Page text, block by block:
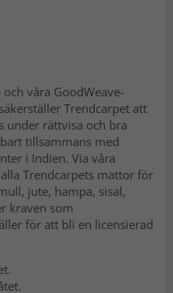
våra GoodWeave-
Trendcarpet att
under rättvisa och bra
tillsammans med
i Indien. Via våra
Trendcarpets mattor för
jute, hampa, sisal,
kraven som
för att bli en licensierad